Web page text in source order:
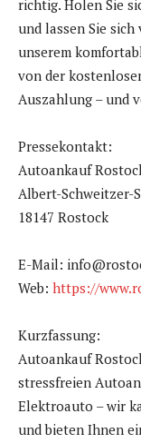
richtig. Holen Sie
und lassen Sie
unserem
von der
Auszahlung – und
Pressekontakt:
Autoankauf
Albert-Schweitzer-
18147 Rostock
E-Mail:
Web: https://
Kurzfassung:
Autoankauf
stressfreien
Elektroauto – wir
und bieten Ihnen